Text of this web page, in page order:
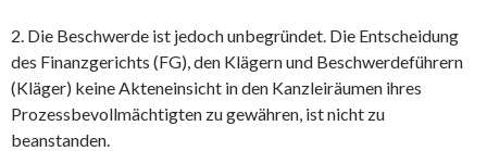
2. Die Beschwerde ist jedoch unbegründet. Die Entscheidung
des Finanzgerichts (FG), den Klägern und Beschwerdeführern
(Kläger) keine Akteneinsicht in den Kanzleiräumen ihres
Prozessbevollmächtigten zu gewähren, ist nicht zu
beanstanden.